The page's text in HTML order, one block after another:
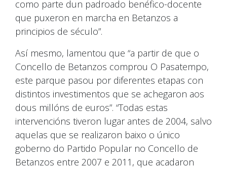
como parte dun padroado benéfico-docente
que puxeron en marcha en Betanzos a
principios de século”.
Así mesmo, lamentou que “a partir de que o
Concello de Betanzos comprou O Pasatempo,
este parque pasou por diferentes etapas con
distintos investimentos que se achegaron aos
dous millóns de euros”. “Todas estas
intervencións tiveron lugar antes de 2004, salvo
aquelas que se realizaron baixo o único
goberno do Partido Popular no Concello de
Betanzos entre 2007 e 2011, que acadaron